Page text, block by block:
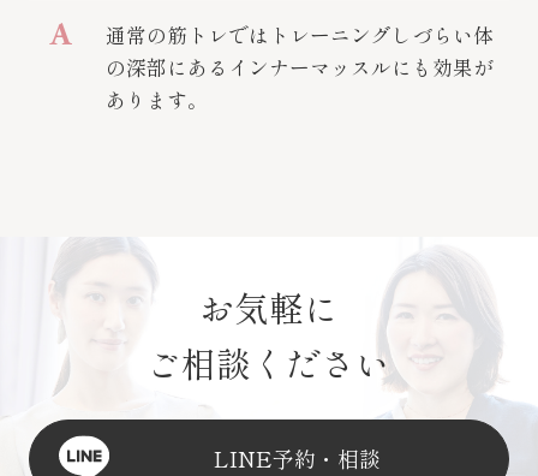
通常の筋トレではトレーニングしづらい体
の深部にあるインナーマッスルにも効果が
あります。
お気軽に
ご相談ください
LINE予約・相談